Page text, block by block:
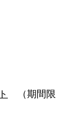
（期間限